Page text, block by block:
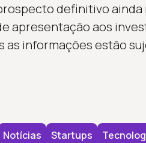
definitivo ainda
apresentação aos
as informações estão
Notícias Startups